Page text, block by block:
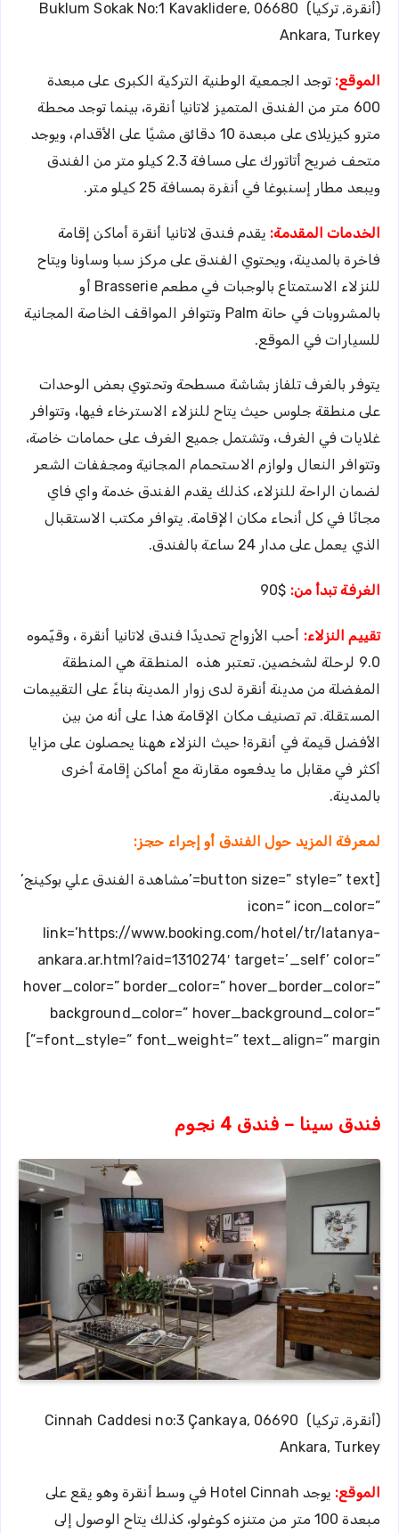
(أنقرة, تركيا) Buklum Sokak No:1 Kavaklidere, 06680
Ankara, Turkey
الموقع: توجد الجمعية الوطنية التركية الكبرى على مبعدة
600 متر من الفندق المتميز لاتانيا أنقرة، بينما توجد محطة
مترو كيزيلاى على مبعدة 10 دقائق مشيًا على الأقدام، ويوجد
متحف ضريح أتاتورك على مسافة 2.3 كيلو متر من الفندق
ويبعد مطار إسنبوغا في أنقرة بمسافة 25 كيلو متر.
الخدمات المقدمة: يقدم فندق لاتانيا أنقرة أماكن إقامة
فاخرة بالمدينة، ويحتوي الفندق على مركز سبا وساونا ويتاح
للنزلاء الاستمتاع بالوجبات في مطعم Brasserie أو
بالمشروبات في حانة Palm وتتوافر المواقف الخاصة المجانية
للسيارات في الموقع.
يتوفر بالغرف تلفاز بشاشة مسطحة وتحتوي بعض الوحدات
على منطقة جلوس حيث يتاح للنزلاء الاسترخاء فيها، وتتوافر
غلايات في الغرف، وتشتمل جميع الغرف على حمامات خاصة،
وتتوافر النعال ولوازم الاستحمام المجانية ومجففات الشعر
لضمان الراحة للنزلاء، كذلك يقدم الفندق خدمة واي فاي
مجانًا في كل أنحاء مكان الإقامة. يتوافر مكتب الاستقبال
الذي يعمل على مدار 24 ساعة بالفندق.
الغرفة تبدأ من: $90
تقييم النزلاء: أحب الأزواج تحديدًا فندق لاتانيا أنقرة ، وقيّموه
9.0 لرحلة لشخصين. تعتبر هذه المنطقة هي المنطقة
المفضلة من مدينة أنقرة لدى زوار المدينة بناءً على التقييمات
المستقلة. تم تصنيف مكان الإقامة هذا على أنه من بين
الأفضل قيمة في أنقرة! حيث النزلاء ههنا يحصلون على مزايا
أكثر في مقابل ما يدفعوه مقارنة مع أماكن إقامة أخرى
بالمدينة.
لمعرفة المزيد حول الفندق أو إجراء حجز:
[button size=” style=” text=’مشاهدة الفندق علي بوكينج’
icon=” icon_color=”
link=’https://www.booking.com/hotel/tr/latanya-
ankara.ar.html?aid=1310274′ target=’_self’ color=”
hover_color=” border_color=” hover_border_color=”
background_color=” hover_background_color=”
font_style=” font_weight=” text_align=” margin=”]
فندق سينا – فندق 4 نجوم
(أنقرة, تركيا) Cinnah Caddesi no:3 Çankaya, 06690
Ankara, Turkey
الموقع:
يوجد Hotel Cinnah في وسط أنقرة وهو يقع على
مبعدة 100 متر من متنزه كوغولو، كذلك يتاح الوصول إلى